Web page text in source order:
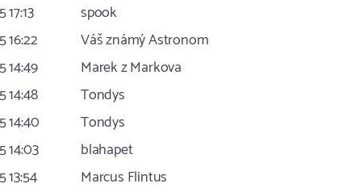
17:13
spook
16:22
Váš známý Astronom
14:49
Marek z Markova
14:48
Tondys
14:40
Tondys
14:03
blahapet
13:54
Marcus Flintus